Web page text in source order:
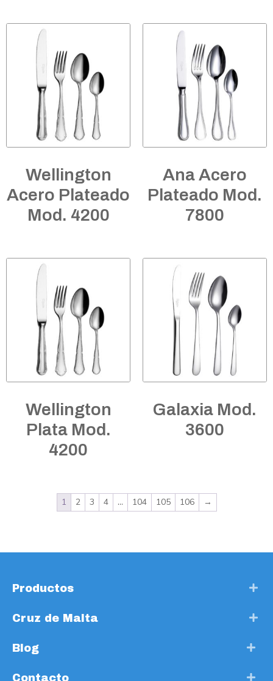
Wellington
Acero Plateado
Mod. 4200
Ana Acero
Plateado Mod.
7800
Wellington
Plata Mod.
4200
Galaxia Mod.
3600
1 2 3 4 … 104 105 106 →
Productos
Cruz de Malta
Blog
Contacto